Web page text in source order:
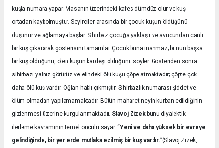
kuşla numara yapar: Masanın üzerindeki kafes dümdüz olur ve kuş
ortadan kaybolmuştur. Seyirciler arasında bir çocuk kuşun öldüğünü
düşünür ve ağlamaya başlar. Sihirbaz çocuğa yaklaşır ve avucundan canlı
bir kuş çıkararak gösterisini tamamlar. Çocuk buna inanmaz; bunun başka
bir kuş olduğunu, ölen kuşun kardeşi olduğunu söyler. Gösteriden sonra
sihirbazı yalnız görürüz ve elindeki ölü kuşu çöpe atmaktadır; çöpte çok
daha ölü kuş vardır. Oğlan haklı çıkmıştır. Sihirbazlık numarası şiddet ve
ölüm olmadan yapılamamaktadır. Bütün maharet neyin kurban edildiğinin
gizlenmesi üzerine kurgulanmaktadır. Slavoj Zizekbunu diyalektik
ilerleme kavramının temel öncülü sayar. “Yeni ve daha yüksek bir evreye
gelindiğinde, bir yerlerde mutlaka ezilmiş bir kuş vardır.”(Slavoj Zizek,